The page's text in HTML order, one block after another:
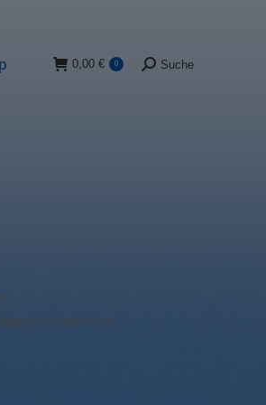
0,00 € 0 Suche:
Suche
Hansefit-Karte